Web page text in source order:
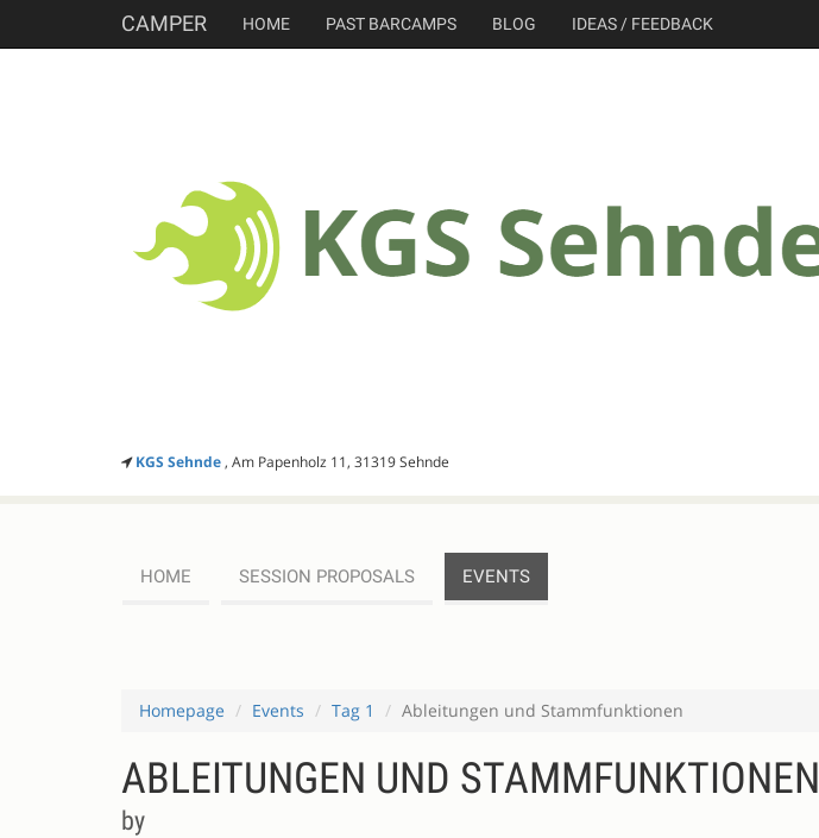
CAMPER HOME PAST BARCAMPS BLOG IDEAS / FEEDBACK
KGS Sehnde, Am Papenholz 11, 31319 Sehnde
HOME SESSION PROPOSALS EVENTS
Homepage Events Tag 1 Ableitungen und Stammfunktionen
ABLEITUNGEN UND STAMMFUNKTIONEN
by